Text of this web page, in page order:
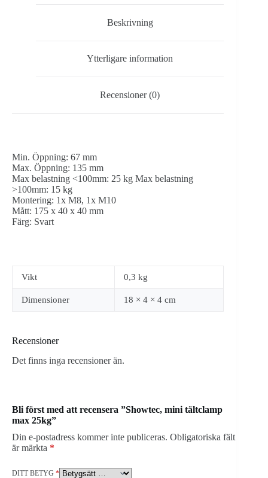
Beskrivning
Ytterligare information
Recensioner (0)
Min. Öppning: 67 mm
Max. Öppning: 135 mm
Max belastning <100mm: 25 kg Max belastning
>100mm: 15 kg
Montering: 1x M8, 1x M10
Mått: 175 x 40 x 40 mm
Färg: Svart
Vikt 0,3 kg
Dimensioner 18 × 4 × 4 cm
Recensioner
Det finns inga recensioner än.
Bli först med att recensera ”Showtec, mini tältclamp
max 25kg”
Din e-postadress kommer inte publiceras. Obligatoriska fält
är märkta *
DITT BETYG *